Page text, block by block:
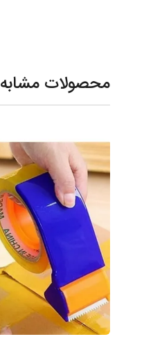
محصولات مشابه